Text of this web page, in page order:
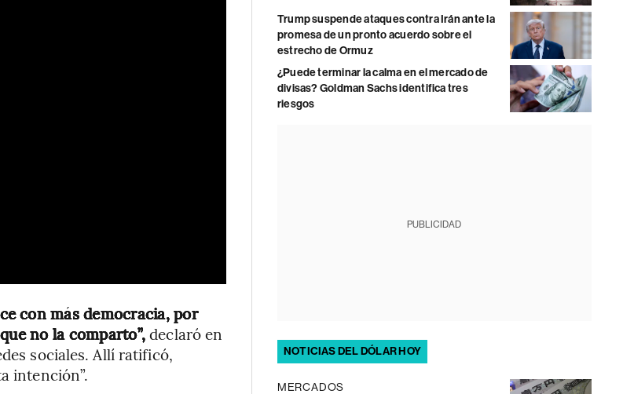
con más democracia, por
no la comparto”,declaró en
sociales. Allí ratificó,
intención”.
Trump suspende ataques contra Irán ante la
promesa de un pronto acuerdo sobre el
estrecho de Ormuz
¿Puede terminar la calma en el mercado de
divisas? Goldman Sachs identifica tres
riesgos
PUBLICIDAD
NOTICIAS DEL DÓLAR HOY
MERCADOS